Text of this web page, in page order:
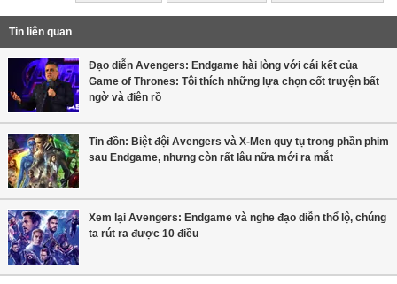
Tin liên quan
Đạo diễn Avengers: Endgame hài lòng với cái kết của
Game of Thrones: Tôi thích những lựa chọn cốt truyện bất
ngờ và điên rồ
Tin đồn: Biệt đội Avengers và X-Men quy tụ trong phần phim
sau Endgame, nhưng còn rất lâu nữa mới ra mắt
Xem lại Avengers: Endgame và nghe đạo diễn thổ lộ, chúng
ta rút ra được 10 điều